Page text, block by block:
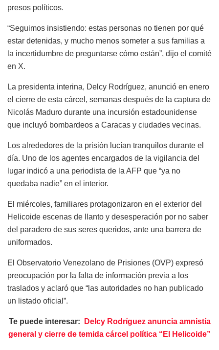
presos políticos.
“Seguimos insistiendo: estas personas no tienen por qué
estar detenidas, y mucho menos someter a sus familias a
la incertidumbre de preguntarse cómo están”, dijo el comité
en X.
La presidenta interina, Delcy Rodríguez, anunció en enero
el cierre de esta cárcel, semanas después de la captura de
Nicolás Maduro durante una incursión estadounidense
que incluyó bombardeos a Caracas y ciudades vecinas.
Los alrededores de la prisión lucían tranquilos durante el
día. Uno de los agentes encargados de la vigilancia del
lugar indicó a una periodista de la AFP que “ya no
quedaba nadie” en el interior.
El miércoles, familiares protagonizaron en el exterior del
Helicoide escenas de llanto y desesperación por no saber
del paradero de sus seres queridos, ante una barrera de
uniformados.
El Observatorio Venezolano de Prisiones (OVP) expresó
preocupación por la falta de información previa a los
traslados y aclaró que “las autoridades no han publicado
un listado oficial”.
Te puede interesar:
Delcy Rodríguez anuncia amnistía
general y cierre de temida cárcel política “El Helicoide”